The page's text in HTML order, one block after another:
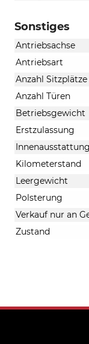
Sonstiges
Antriebsachse
Antriebsart
Anzahl Sitzplätze
Anzahl Türen
Betriebsgewicht
Erstzulassung
Innenausstattung
Kilometerstand
Leergewicht
Polsterung
Verkauf nur an
Zustand